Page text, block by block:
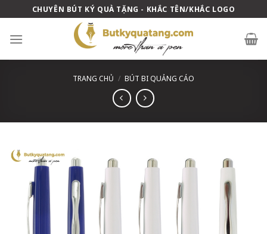
to
content
CHUYÊN BÚT KÝ QUÀ TẶNG - KHẮC TÊN/KHẮC LOGO
TRANG CHỦ / BÚT BI QUẢNG CÁO